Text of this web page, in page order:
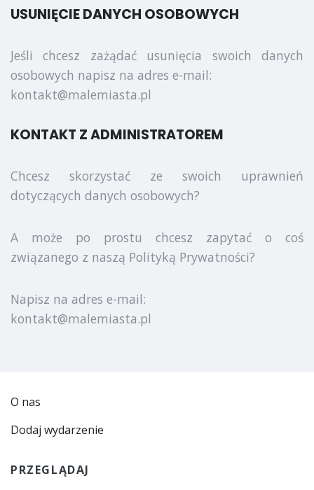
USUNIĘCIE DANYCH OSOBOWYCH
Jeśli chcesz zażądać usunięcia swoich danych
osobowych napisz na adres e-mail:
kontakt@malemiasta.pl
KONTAKT Z ADMINISTRATOREM
Chcesz skorzystać ze swoich uprawnień
dotyczących danych osobowych?
A może po prostu chcesz zapytać o coś
związanego z naszą Polityką Prywatności?
Napisz na adres e-mail:
kontakt@malemiasta.pl
O nas
Dodaj wydarzenie
PRZEGLĄDAJ